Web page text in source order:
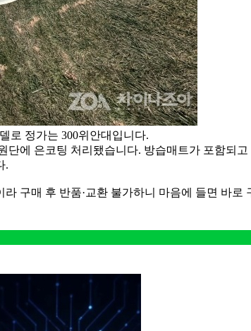
로 정가는 300위안대입니다.
단에 은코팅 처리됐습니다. 방습매트가 포함되
.
구매 후 반품·교환 불가하니 마음에 들면 바